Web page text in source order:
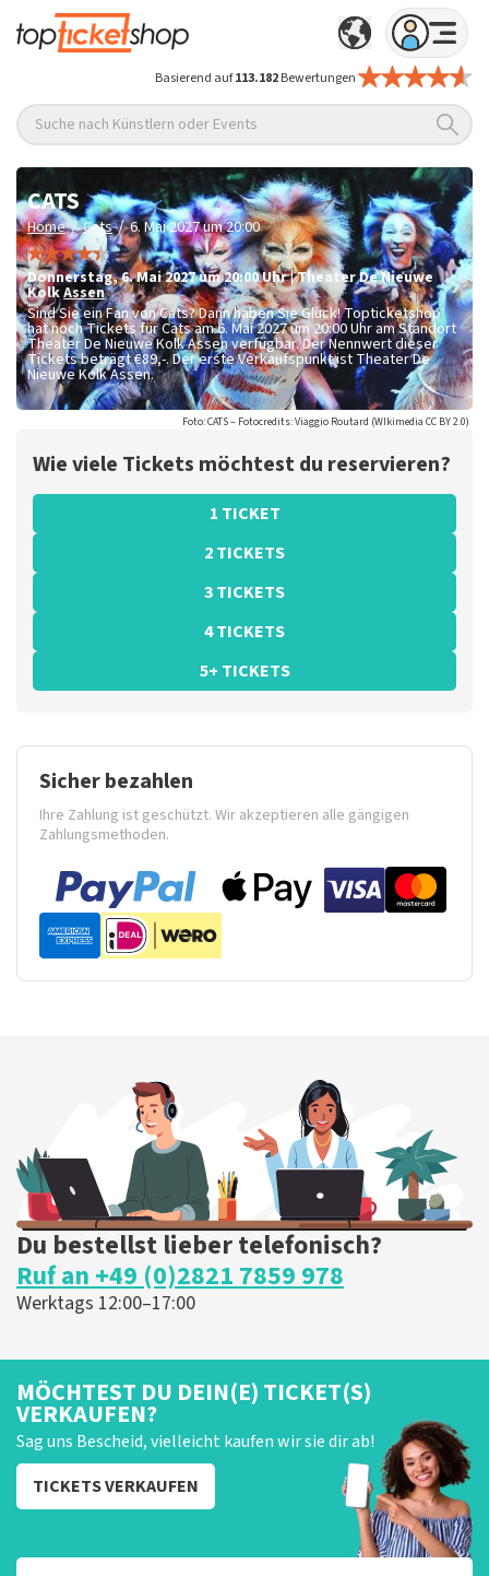
Basierend auf113.182Bewertungen
Suche nach Künstlern oder Events
CATS
Home / Cats / 6. Mai 2027 um 20:00
Donnerstag,6. Mai 2027 um 20:00Uhr|Theater De Nieuwe
KolkAssen
Sind Sie ein Fan von Cats? Dann haben Sie Glück! Topticketshop
hat noch Tickets für Cats am 6. Mai 2027 um 20:00 Uhr am Standort
Theater De Nieuwe Kolk Assen verfügbar. Der Nennwert dieser
Tickets beträgt€89,-. Der erste Verkaufspunkt ist Theater De
Nieuwe Kolk Assen.
Foto: CATS – Fotocredits: Viaggio Routard (WIkimedia CC BY 2.0)
Wie viele Tickets möchtest du reservieren?
1 TICKET
2 TICKETS
3 TICKETS
4 TICKETS
5+ TICKETS
Sicher bezahlen
Ihre Zahlung ist geschützt. Wir akzeptieren alle gängigen
Zahlungsmethoden.
Du bestellst lieber telefonisch?
Ruf an +49 (0)2821 7859 978
Werktags 12:00–17:00
MÖCHTEST DU DEIN(E) TICKET(S)
VERKAUFEN?
Sag uns Bescheid, vielleicht kaufen wir sie dir ab!
TICKETS VERKAUFEN